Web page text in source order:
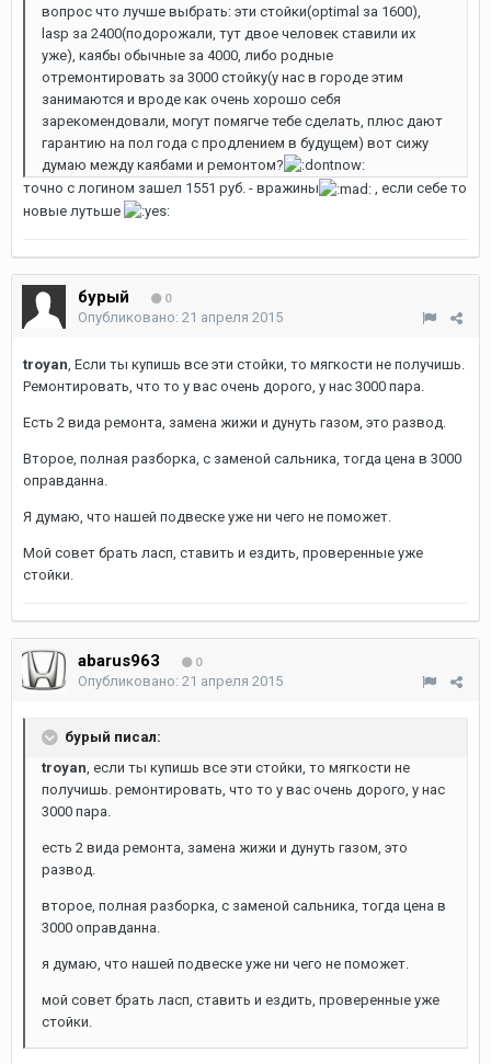
вопрос что лучше выбрать: эти стойки(optimal за 1600),
lasp за 2400(подорожали, тут двое человек ставили их
уже), каябы обычные за 4000, либо родные
отремонтировать за 3000 стойку(у нас в городе этим
занимаются и вроде как очень хорошо себя
зарекомендовали, могут помягче тебе сделать, плюс дают
гарантию на пол года с продлением в будущем) вот сижу
думаю между каябами и ремонтом?
точно с логином зашел 1551 руб. - вражины
, если себе то
новые лутьше
бурый 0
Опубликовано: 21 апреля 2015
troyan, Если ты купишь все эти стойки, то мягкости не получишь.
Ремонтировать, что то у вас очень дорого, у нас 3000 пара.
Есть 2 вида ремонта, замена жижи и дунуть газом, это развод.
Второе, полная разборка, с заменой сальника, тогда цена в 3000
оправданна.
Я думаю, что нашей подвеске уже ни чего не поможет.
Мой совет брать ласп, ставить и ездить, проверенные уже
стойки.
abarus963 0
Опубликовано: 21 апреля 2015
бурый писал:
troyan, если ты купишь все эти стойки, то мягкости не
получишь. ремонтировать, что то у вас очень дорого, у нас
3000 пара.
есть 2 вида ремонта, замена жижи и дунуть газом, это
развод.
второе, полная разборка, с заменой сальника, тогда цена в
3000 оправданна.
я думаю, что нашей подвеске уже ни чего не поможет.
мой совет брать ласп, ставить и ездить, проверенные уже
стойки.